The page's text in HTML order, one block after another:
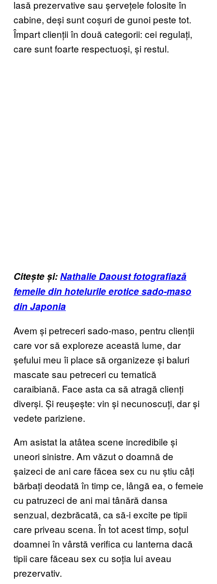
lasă prezervative sau șervețele folosite în
cabine, deși sunt coșuri de gunoi peste tot.
Împart clienții în două categorii: cei regulați,
care sunt foarte respectuoși, și restul.
Citește și:Nathalie Daoust fotografiază
femeile din hotelurile erotice sado-maso
din Japonia
Avem și petreceri sado-maso, pentru clienții
care vor să exploreze această lume, dar
șefului meu îi place să organizeze și baluri
mascate sau petreceri cu tematică
caraibiană. Face asta ca să atragă clienți
diverși. Și reușește: vin și necunoscuți, dar și
vedete pariziene.
Am asistat la atâtea scene incredibile și
uneori sinistre. Am văzut o doamnă de
șaizeci de ani care făcea sex cu nu știu câți
bărbați deodată în timp ce, lângă ea, o femeie
cu patruzeci de ani mai tânără dansa
senzual, dezbrăcată, ca să-i excite pe tipii
care priveau scena. În tot acest timp, soțul
doamnei în vârstă verifica cu lanterna dacă
tipii care făceau sex cu soția lui aveau
prezervativ.